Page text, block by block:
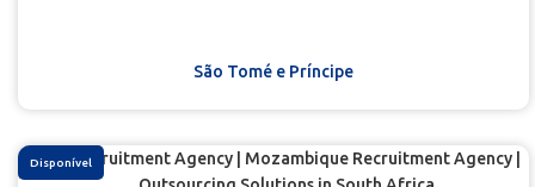
São Tomé e Príncipe
Disponível